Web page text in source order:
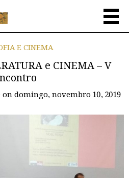
E CINEMA
e CINEMA – V
on domingo, novembro 10, 2019